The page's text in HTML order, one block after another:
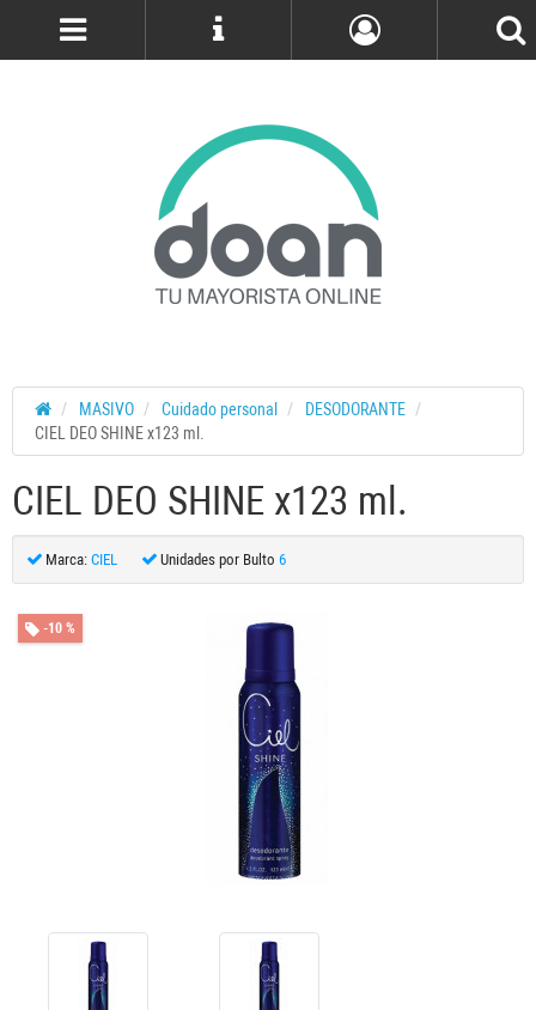
MASIVO Cuidado personal
DESODORANTE
CIEL DEO SHINE x123 ml.
CIEL DEO SHINE x123 ml.
Marca: CIEL Unidades por Bulto 6
-10 %